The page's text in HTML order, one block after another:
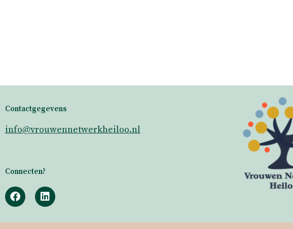
Contactgegevens
info@vrouwennetwerkheiloo.nl
Connecten?
F
a
e
L
i
k